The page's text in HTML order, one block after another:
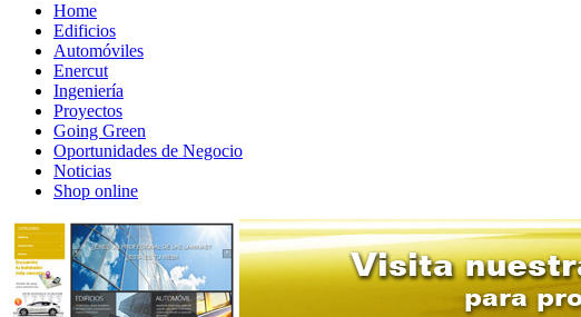
Home
Edificios
Automóviles
Enercut
Ingeniería
Proyectos
Going Green
Oportunidades de Negocio
Noticias
Shop online